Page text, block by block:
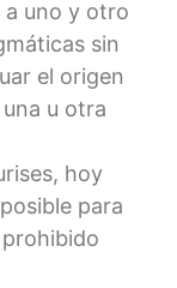
a uno y otro
sin
el origen
u otra
hoy
para